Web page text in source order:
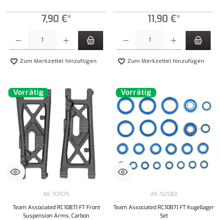
7,90 €*
Zum Merkzettel hinzufügen
11,90 €*
Zum Merkzettel hinzufügen
Vorrätig
AE-92575
Team Associated RC10B7.1 FT Front
Suspension Arms, Carbon
Vorrätig
AE-92583
Team Associated RC10B7.1 FT Kugellager
Set